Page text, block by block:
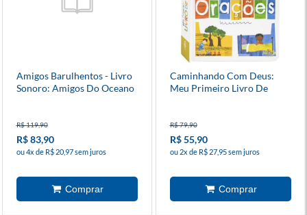
Amigos Barulhentos - Livro
Sonoro: Amigos Do Oceano
R$ 119,90
R$ 83,90
ou 4x de R$ 20,97 sem juros
Caminhando Com Deus:
Meu Primeiro Livro De
R$ 79,90
R$ 55,90
ou 2x de R$ 27,95 sem juros